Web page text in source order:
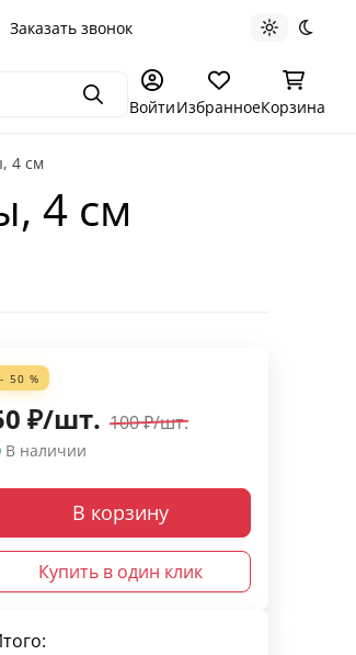
Заказать звонок Светлая
ПоискВойтиИзбранноеКорзина
4 см
4 см
- 50 %
₽/шт. 100₽/шт.
В наличии
В корзину
Купить в один клик